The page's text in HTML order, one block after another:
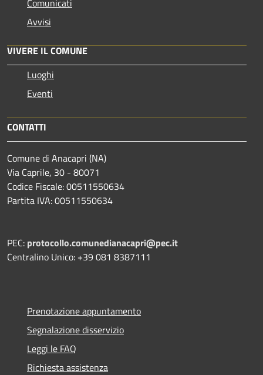
Avvisi
VIVERE IL COMUNE
Luoghi
Eventi
CONTATTI
Comune di Anacapri (NA)
Via Caprile, 30 - 80071
Codice Fiscale: 00511550634
Partita IVA: 00511550634
PEC: protocollo.comunedianacapri@pec.it
Centralino Unico: +39 081 8387111
Prenotazione appuntamento
Segnalazione disservizio
Leggi le FAQ
Richiesta assistenza